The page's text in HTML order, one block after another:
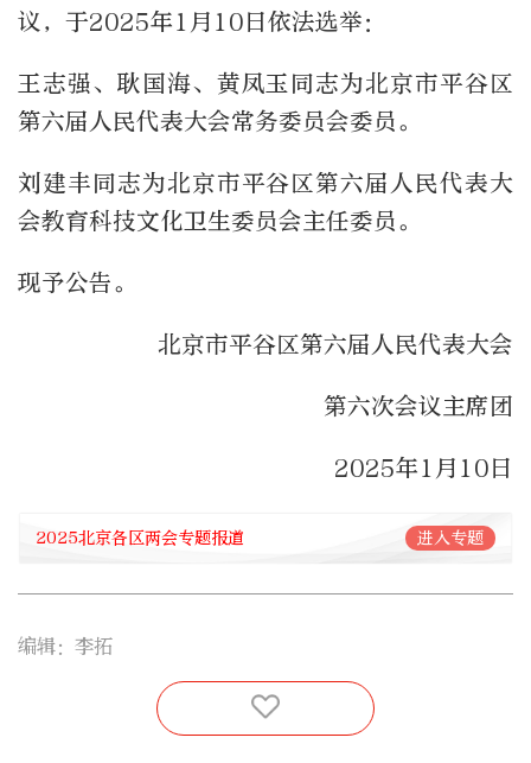
议，于2025年1月10日依法选举：
王志强、耿国海、黄凤玉同志为北京市平谷区
第六届人民代表大会常务委员会委员。
刘建丰同志为北京市平谷区第六届人民代表大
会教育科技文化卫生委员会主任委员。
现予公告。
北京市平谷区第六届人民代表大会
第六次会议主席团
2025年1月10日
2025北京各区两会专题报道 进入专题
编辑：李拓